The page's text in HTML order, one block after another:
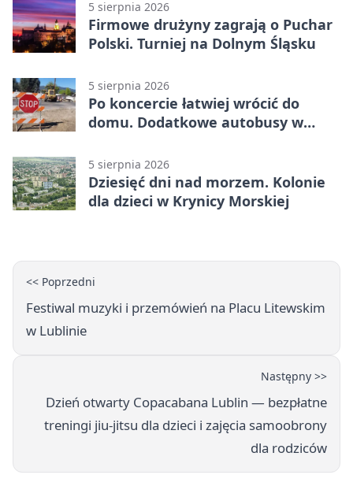
5 sierpnia 2026
Firmowe drużyny zagrają o Puchar
Polski. Turniej na Dolnym Śląsku
5 sierpnia 2026
Po koncercie łatwiej wrócić do
domu. Dodatkowe autobusy w
5 sierpnia 2026
Dziesięć dni nad morzem. Kolonie
dla dzieci w Krynicy Morskiej
<< Poprzedni
Festiwal muzyki i przemówień na Placu Litewskim
w Lublinie
Następny >>
Dzień otwarty Copacabana Lublin — bezpłatne
treningi jiu-jitsu dla dzieci i zajęcia samoobrony
dla rodziców